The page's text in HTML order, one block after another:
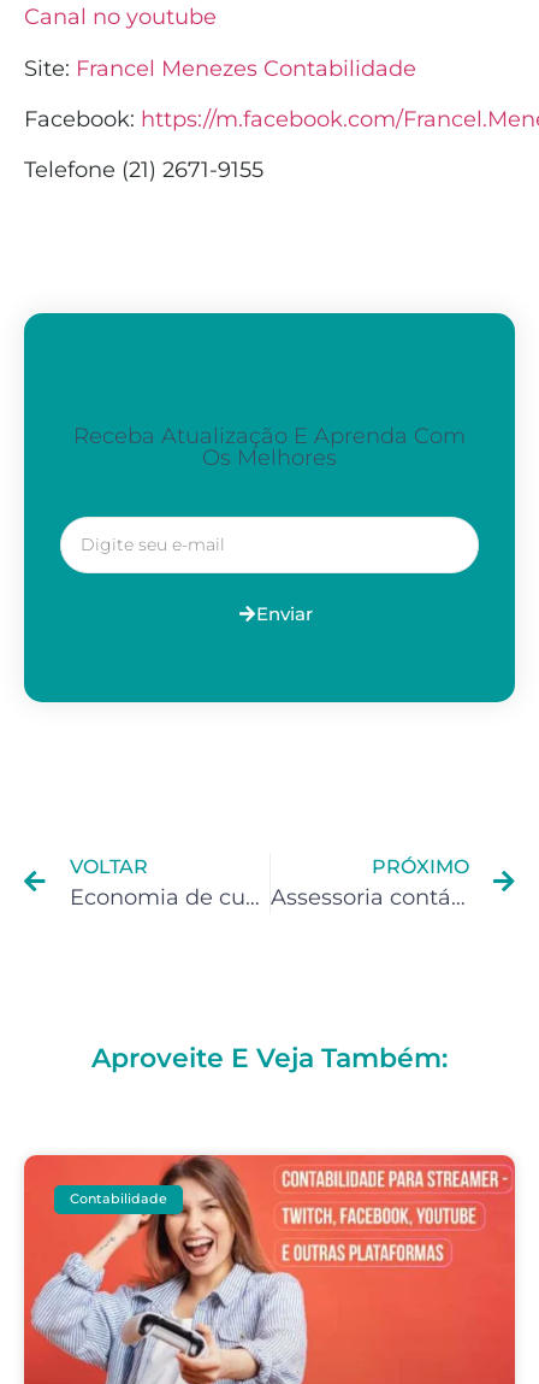
Canal no youtube
Site: Francel Menezes Contabilidade
Facebook: https://m.facebook.com/
Telefone (21) 2671-9155
Receba Atualização E Aprenda Com
Os Melhores
Enviar
VOLTAR
Economia de custos para Canais no Youtube
PRÓXIMO
Assessoria contábil para Programadores
Aproveite E Veja Também:
Contabilidade